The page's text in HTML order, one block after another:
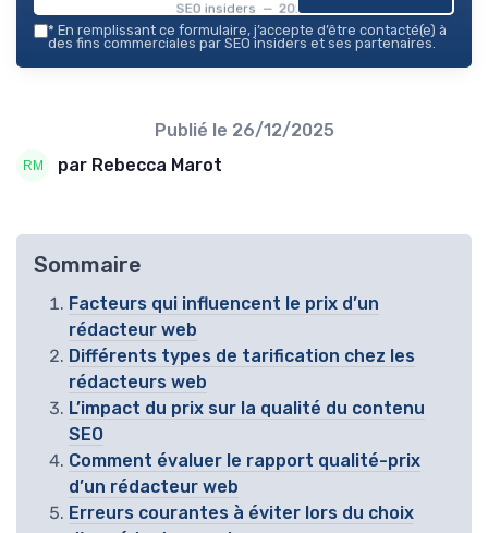
SEO insiders — 2026
* En remplissant ce formulaire, j’accepte d’être contacté(e) à
des fins commerciales par SEO insiders et ses partenaires.
Publié le 26/12/2025
par Rebecca Marot
Sommaire
Facteurs qui influencent le prix d’un
rédacteur web
Différents types de tarification chez les
rédacteurs web
L’impact du prix sur la qualité du contenu
SEO
Comment évaluer le rapport qualité-prix
d’un rédacteur web
Erreurs courantes à éviter lors du choix